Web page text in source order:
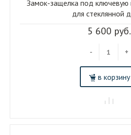
5 600 руб.
- +
в корзину
Замок-защелка под ключевую
для стеклянной